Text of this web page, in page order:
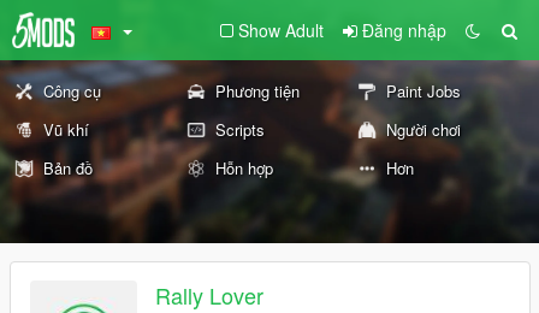
Show Adult Đăng nhập
Công cụ Phương tiện
Paint Jobs
Vũ khí
Scripts
Người chơi
Bản đồ
Hỗn hợp Hơn
Rally Lover